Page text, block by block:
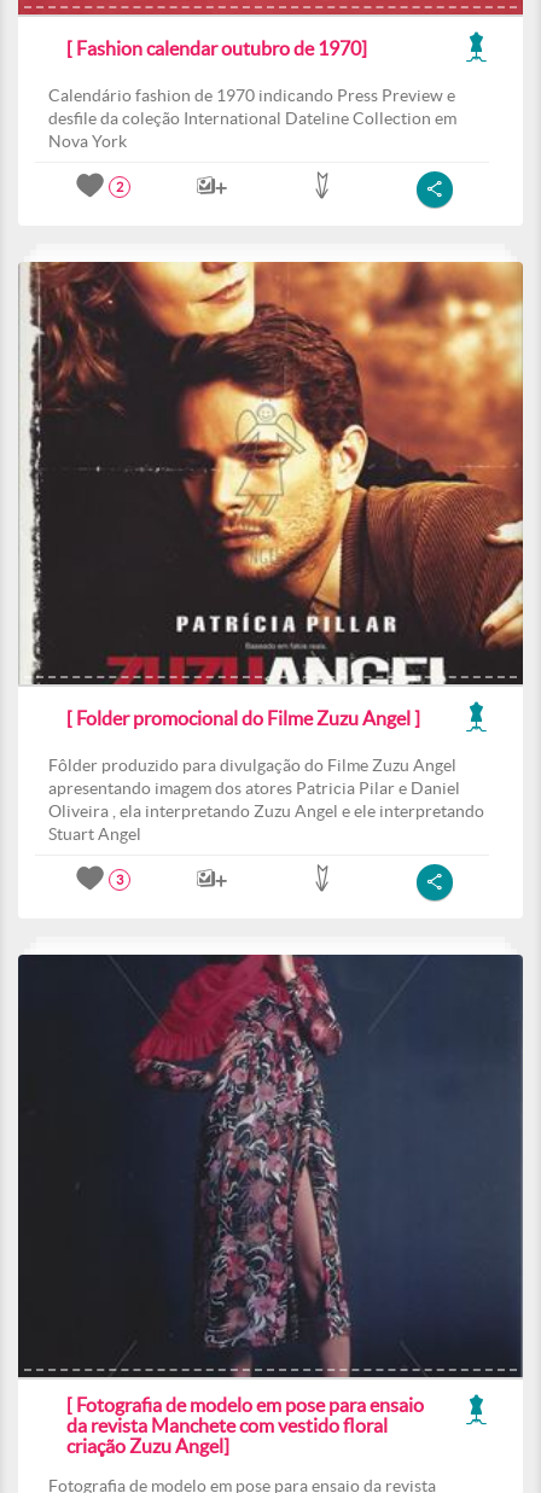
[ Fashion calendar outubro de 1970]
Calendário fashion de 1970 indicando Press Preview e
desfile da coleção International Dateline Collection em
Nova York
2
[ Folder promocional do Filme Zuzu Angel ]
Fôlder produzido para divulgação do Filme Zuzu Angel
apresentando imagem dos atores Patricia Pilar e Daniel
Oliveira , ela interpretando Zuzu Angel e ele interpretando
Stuart Angel
3
[ Fotografia de modelo em pose para ensaio
da revista Manchete com vestido floral
criação Zuzu Angel]
Fotografia de modelo em pose para ensaio da revista